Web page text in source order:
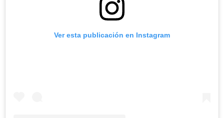
Ver esta publicación en Instagram